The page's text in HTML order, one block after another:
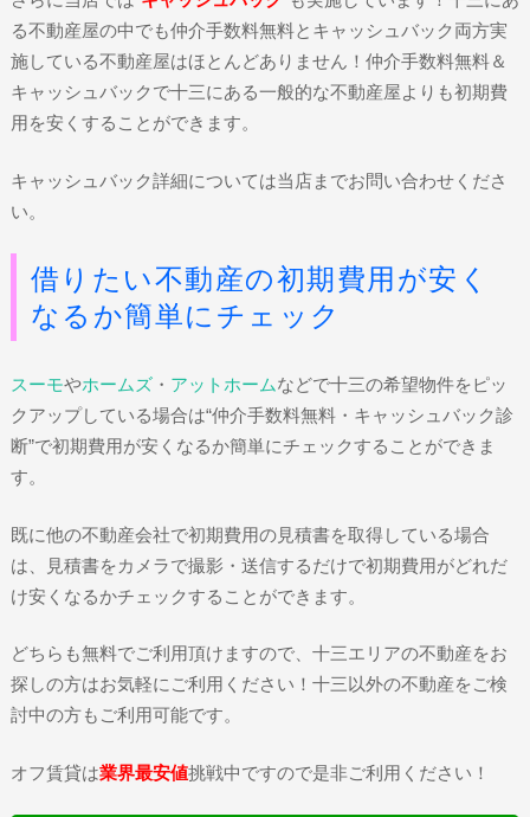
る不動産屋の中でも仲介手数料無料とキャッシュバック両方実
施している不動産屋はほとんどありません！仲介手数料無料＆
キャッシュバックで十三にある一般的な不動産屋よりも初期費
用を安くすることができます。
キャッシュバック詳細については当店までお問い合わせくださ
い。
借りたい不動産の初期費用が安く
なるか簡単にチェック
スーモやホームズ・ アットホームなどで十三の希望物件をピッ
クアップしている場合は“仲介手数料無料・キャッシュバック診
断”で初期費用が安くなるか簡単にチェックすることができま
す。
既に他の不動産会社で初期費用の見積書を取得している場合
は、見積書をカメラで撮影・送信するだけで初期費用がどれだ
け安くなるかチェックすることができます。
どちらも無料でご利用頂けますので、十三エリアの不動産をお
探しの方はお気軽にご利用ください！十三以外の不動産をご検
討中の方もご利用可能です。
オフ賃貸は業界最安値挑戦中ですので是非ご利用ください！